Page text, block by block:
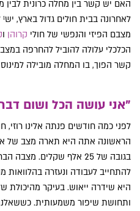
האם יש קשר בין מחלה כרונית לבין
מצבם הפיזי והנפשי של חולי קרוהן ו
הכלכלי עלולה להוביל להחרפה
קשר הפוך, בו המחלה מובילה
"אני עושה הכל ושום
הראשונה אתה היא תארה מצב של
בגובה של 25 אלף שקלים.
להתחייב לעבודה ונעזרה
היא שידרה ייאוש. בעיקר מהיכולת
ותחושת שיפור משמעותית.